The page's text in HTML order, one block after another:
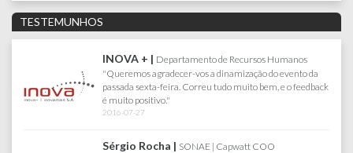
TESTEMUNHOS
FARFETCH |Joana Lacerda | Senior Test Engineer
Queria agradecer pelo maravihoso dia que tivemos no
Sabado, correu tudo muito bem. Toda a gente gostou e se
divertiu imenso. Obrigada por tudo :)
2017-07-18
AKÍ |Departamento de Recursos Humanos